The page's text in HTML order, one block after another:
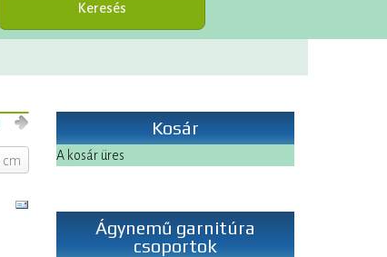
cm
Kosár
A kosár üres
Ágynemű garnitúra
csoportok